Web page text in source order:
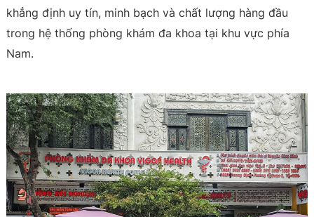
khẳng định uy tín, minh bạch và chất lượng hàng đầu
trong hệ thống phòng khám đa khoa tại khu vực phía
Nam.